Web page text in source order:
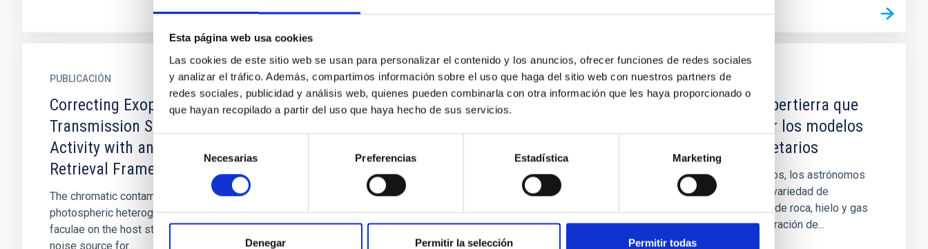
Esta página web usa cookies
Las cookies de este sitio web se usan para personalizar el contenido y los anuncios, ofrecer funciones de redes sociales
y analizar el tráfico. Además, compartimos información sobre el uso que haga del sitio web con nuestros partners de
redes sociales, publicidad y análisis web, quienes pueden combinarla con otra información que les haya proporcionado o
que hayan recopilado a partir del uso que haya hecho de sus servicios.
consentimiento
Necesarias Preferencias Estadística Marketing
Denegar Permitir la selección Permitir todas
PUBLICACIÓN
Correcting Exoplanet
Transmission Spectra for Stellar
Activity with an Optimized
Retrieval Framework
The chromatic contamination that arises from
photospheric heterogeneities, e.g., spots and
faculae on the host star presents a significant
noise source for...
PUBLICACIÓN
Debris Disks Can Contaminate
Debris Disk around Exoplanet
Host WASP-39
NOTICIA
Descubren una supertierra que
servirá para probar los modelos
atmosféricos planetarios
Durante los últimos 25 años, los astrónomos
han descubierto una gran variedad de
exoplanetas compuestos de roca, hielo y gas
debido a la puesta en operación de...